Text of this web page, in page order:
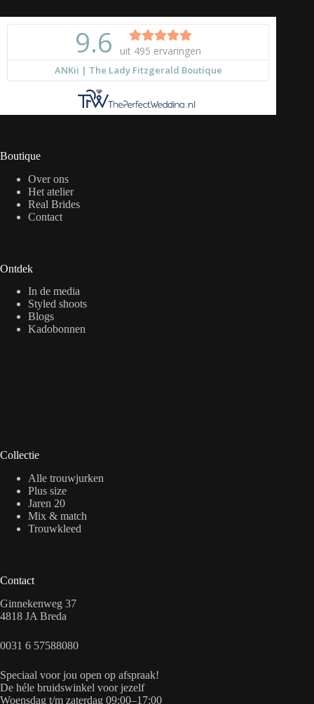
Boutique
Over ons
Het atelier
Real Brides
Contact
Ontdek
In de media
Styled shoots
Blogs
Kadobonnen
Collectie
Alle trouwjurken
Plus size
Jaren 20
Mix & match
Trouwkleed
Contact
Ginnekenweg 37
4818 JA Breda
0031 6 57588080
Speciaal voor jou open op afspraak!
De héle bruidswinkel voor jezelf
Woensdag t/m zaterdag 09:00–17:00